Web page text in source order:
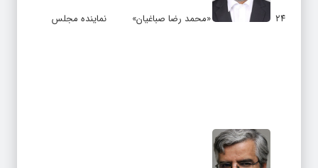
۲۴ «محمد رضا صباغیان» نماینده مجلس